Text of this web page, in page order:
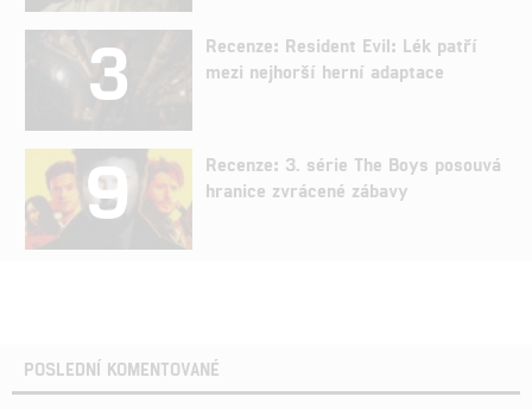
3
Recenze: Resident Evil: Lék patří
mezi nejhorší herní adaptace
9
Recenze: 3. série The Boys posouvá
hranice zvrácené zábavy
POSLEDNÍ KOMENTOVANÉ